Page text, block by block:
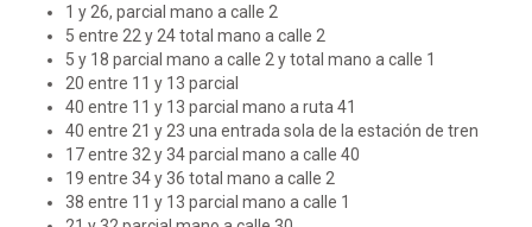
1 y 26, parcial mano a calle 2
5 entre 22 y 24 total mano a calle 2
5 y 18 parcial mano a calle 2 y total mano a calle 1
20 entre 11 y 13 parcial
40 entre 11 y 13 parcial mano a ruta 41
40 entre 21 y 23 una entrada sola de la estación de tren
17 entre 32 y 34 parcial mano a calle 40
19 entre 34 y 36 total mano a calle 2
38 entre 11 y 13 parcial mano a calle 1